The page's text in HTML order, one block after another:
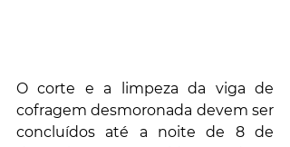
O corte e a limpeza da viga de
cofragem desmoronada devem ser
concluídos até a noite de 8 de